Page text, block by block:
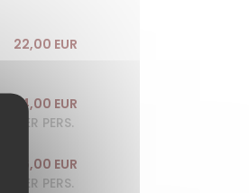
22,00 EUR
24,00 EUR
PER PERS.
26,00 EUR
PER PERS.